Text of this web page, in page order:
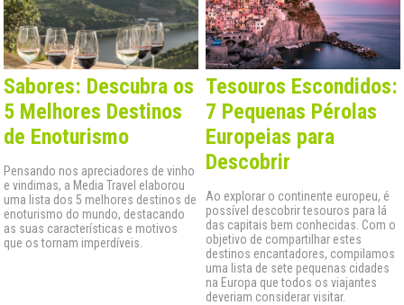
Sabores: Descubra os
5 Melhores Destinos
de Enoturismo
Pensando nos apreciadores de vinho
e vindimas, a Media Travel elaborou
uma lista dos 5 melhores destinos de
enoturismo do mundo, destacando
as suas características e motivos
que os tornam imperdíveis.
Tesouros Escondidos:
7 Pequenas Pérolas
Europeias para
Descobrir
Ao explorar o continente europeu, é
possível descobrir tesouros para lá
das capitais bem conhecidas. Com o
objetivo de compartilhar estes
destinos encantadores, compilamos
uma lista de sete pequenas cidades
na Europa que todos os viajantes
deveriam considerar visitar.